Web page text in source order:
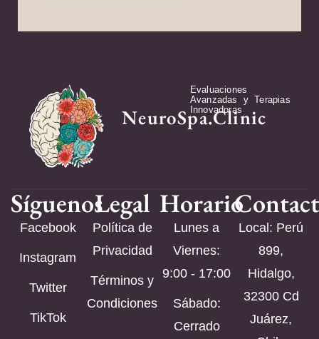
NeuroSpa.Clinic
Evaluaciones
Avanzadas y Terapias
Innovadoras
Síguenos
Facebook
Instagram
Twitter
TikTok
Legal
Política de
Privacidad
Términos y
Condiciones
Horario
Lunes a
Viernes:
9:00 - 17:00
Sábado:
Cerrado
Local: Perú
899,
Hidalgo,
32300 Cd
Juárez,